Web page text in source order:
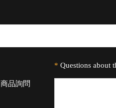
商品詢問
* Questions about